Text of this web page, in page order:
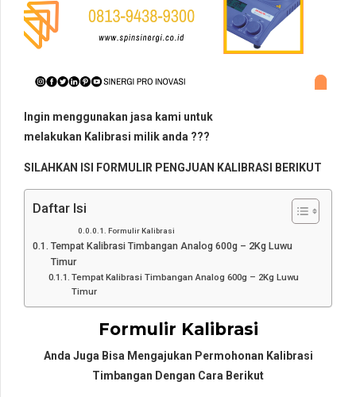
Ingin menggunakan jasa kami untuk
melakukan Kalibrasi milik anda ???
SILAHKAN ISI FORMULIR PENGJUAN KALIBRASI BERIKUT
Daftar Isi
Formulir Kalibrasi
Tempat Kalibrasi Timbangan Analog 600g – 2Kg Luwu
Timur
Tempat Kalibrasi Timbangan Analog 600g – 2Kg Luwu
Timur
Formulir Kalibrasi
Anda Juga Bisa Mengajukan Permohonan Kalibrasi
Timbangan Dengan Cara Berikut